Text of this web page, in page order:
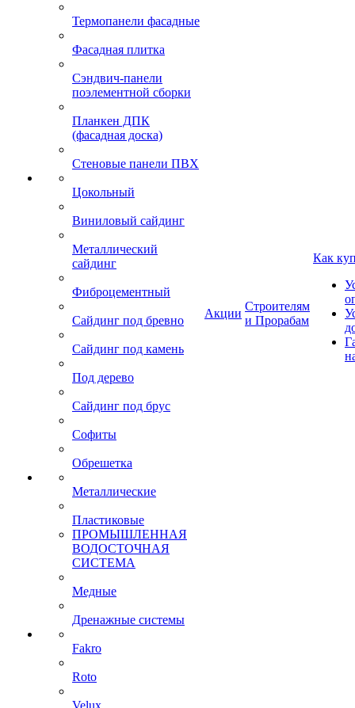
Термопанели фасадные
Фасадная плитка
Сэндвич-панели
поэлементной сборки
Планкен ДПК
(фасадная доска)
Стеновые панели ПВХ
Цокольный
Виниловый сайдинг
Металлический
сайдинг
Фиброцементный
Сайдинг под бревно
Сайдинг под камень
Под дерево
Сайдинг под брус
Софиты
Обрешетка
Металлические
Пластиковые
ПРОМЫШЛЕННАЯ
ВОДОСТОЧНАЯ
СИСТЕМА
Медные
Дренажные системы
Fakro
Roto
Velux
Акции
Строителям
и Прорабам
Как